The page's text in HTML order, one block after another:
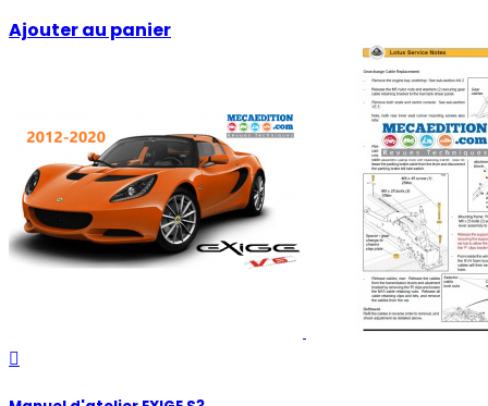
Ajouter au panier
